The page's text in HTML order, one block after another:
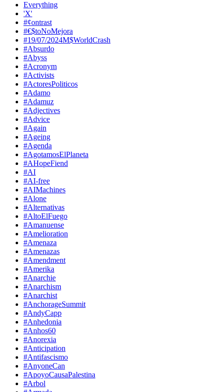
Everything
'X'
#¢ontrast
#€$toNoMejora
#19/07/2024M$WorldCrash
#Absurdo
#Abyss
#Acronym
#Activists
#ActoresPoliticos
#Adamo
#Adamuz
#Adjectives
#Advice
#Again
#Ageing
#Agenda
#AgotamosElPlaneta
#AHopeFiend
#AI
#AI-free
#AIMachines
#Alone
#Alternativas
#AltoElFuego
#Amanuense
#Amelioration
#Amenaza
#Amenazas
#Amendment
#Amerika
#Anarchie
#Anarchism
#Anarchist
#AnchorageSummit
#AndyCapp
#Anhedonia
#Anhos60
#Anorexia
#Anticipation
#Antifascismo
#AnyoneCan
#ApoyoCausaPalestina
#Arbol